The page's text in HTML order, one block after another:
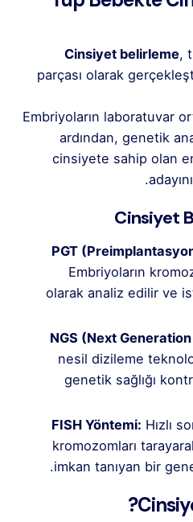
Cinsiyet belirleme,
parçası olarak
Embriyoların laboratuvar
ardından, genetik
cinsiyete sahip olan
Cinsiyet
PGT
Embriyoların
olarak analiz edilir ve
NGS (Next
nesil dizileme
genetik sağlığı
FISH Yöntemi: Hızlı
kromozomları
imkan tanıyan bir